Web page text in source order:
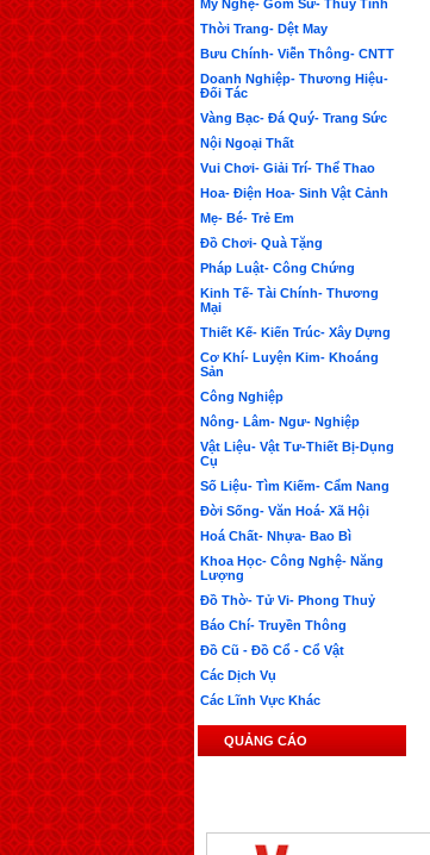
Mỹ Nghệ- Gốm Sứ- Thuỷ Tinh
Thời Trang- Dệt May
Bưu Chính- Viễn Thông- CNTT
Doanh Nghiệp- Thương Hiệu-
Đối Tác
Vàng Bạc- Đá Quý- Trang Sức
Nội Ngoại Thất
Vui Chơi- Giải Trí- Thể Thao
Hoa- Điện Hoa- Sinh Vật Cảnh
Mẹ- Bé- Trẻ Em
Đồ Chơi- Quà Tặng
Pháp Luật- Công Chứng
Kinh Tế- Tài Chính- Thương
Mại
Thiết Kế- Kiến Trúc- Xây Dựng
Cơ Khí- Luyện Kim- Khoáng
Sản
Công Nghiệp
Nông- Lâm- Ngư- Nghiệp
Vật Liệu- Vật Tư-Thiết Bị-Dụng
Cụ
Số Liệu- Tìm Kiếm- Cẩm Nang
Đời Sống- Văn Hoá- Xã Hội
Hoá Chất- Nhựa- Bao Bì
Khoa Học- Công Nghệ- Năng
Lượng
Đồ Thờ- Tử Vi- Phong Thuỷ
Báo Chí- Truyền Thông
Đồ Cũ - Đồ Cổ - Cổ Vật
Các Dịch Vụ
Các Lĩnh Vực Khác
QUẢNG CÁO